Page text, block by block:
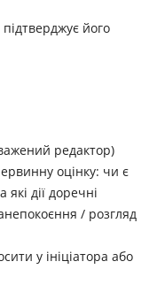
його
редактор)
оцінку: чи є
дії доречні
/ розгляд
у ініціатора або